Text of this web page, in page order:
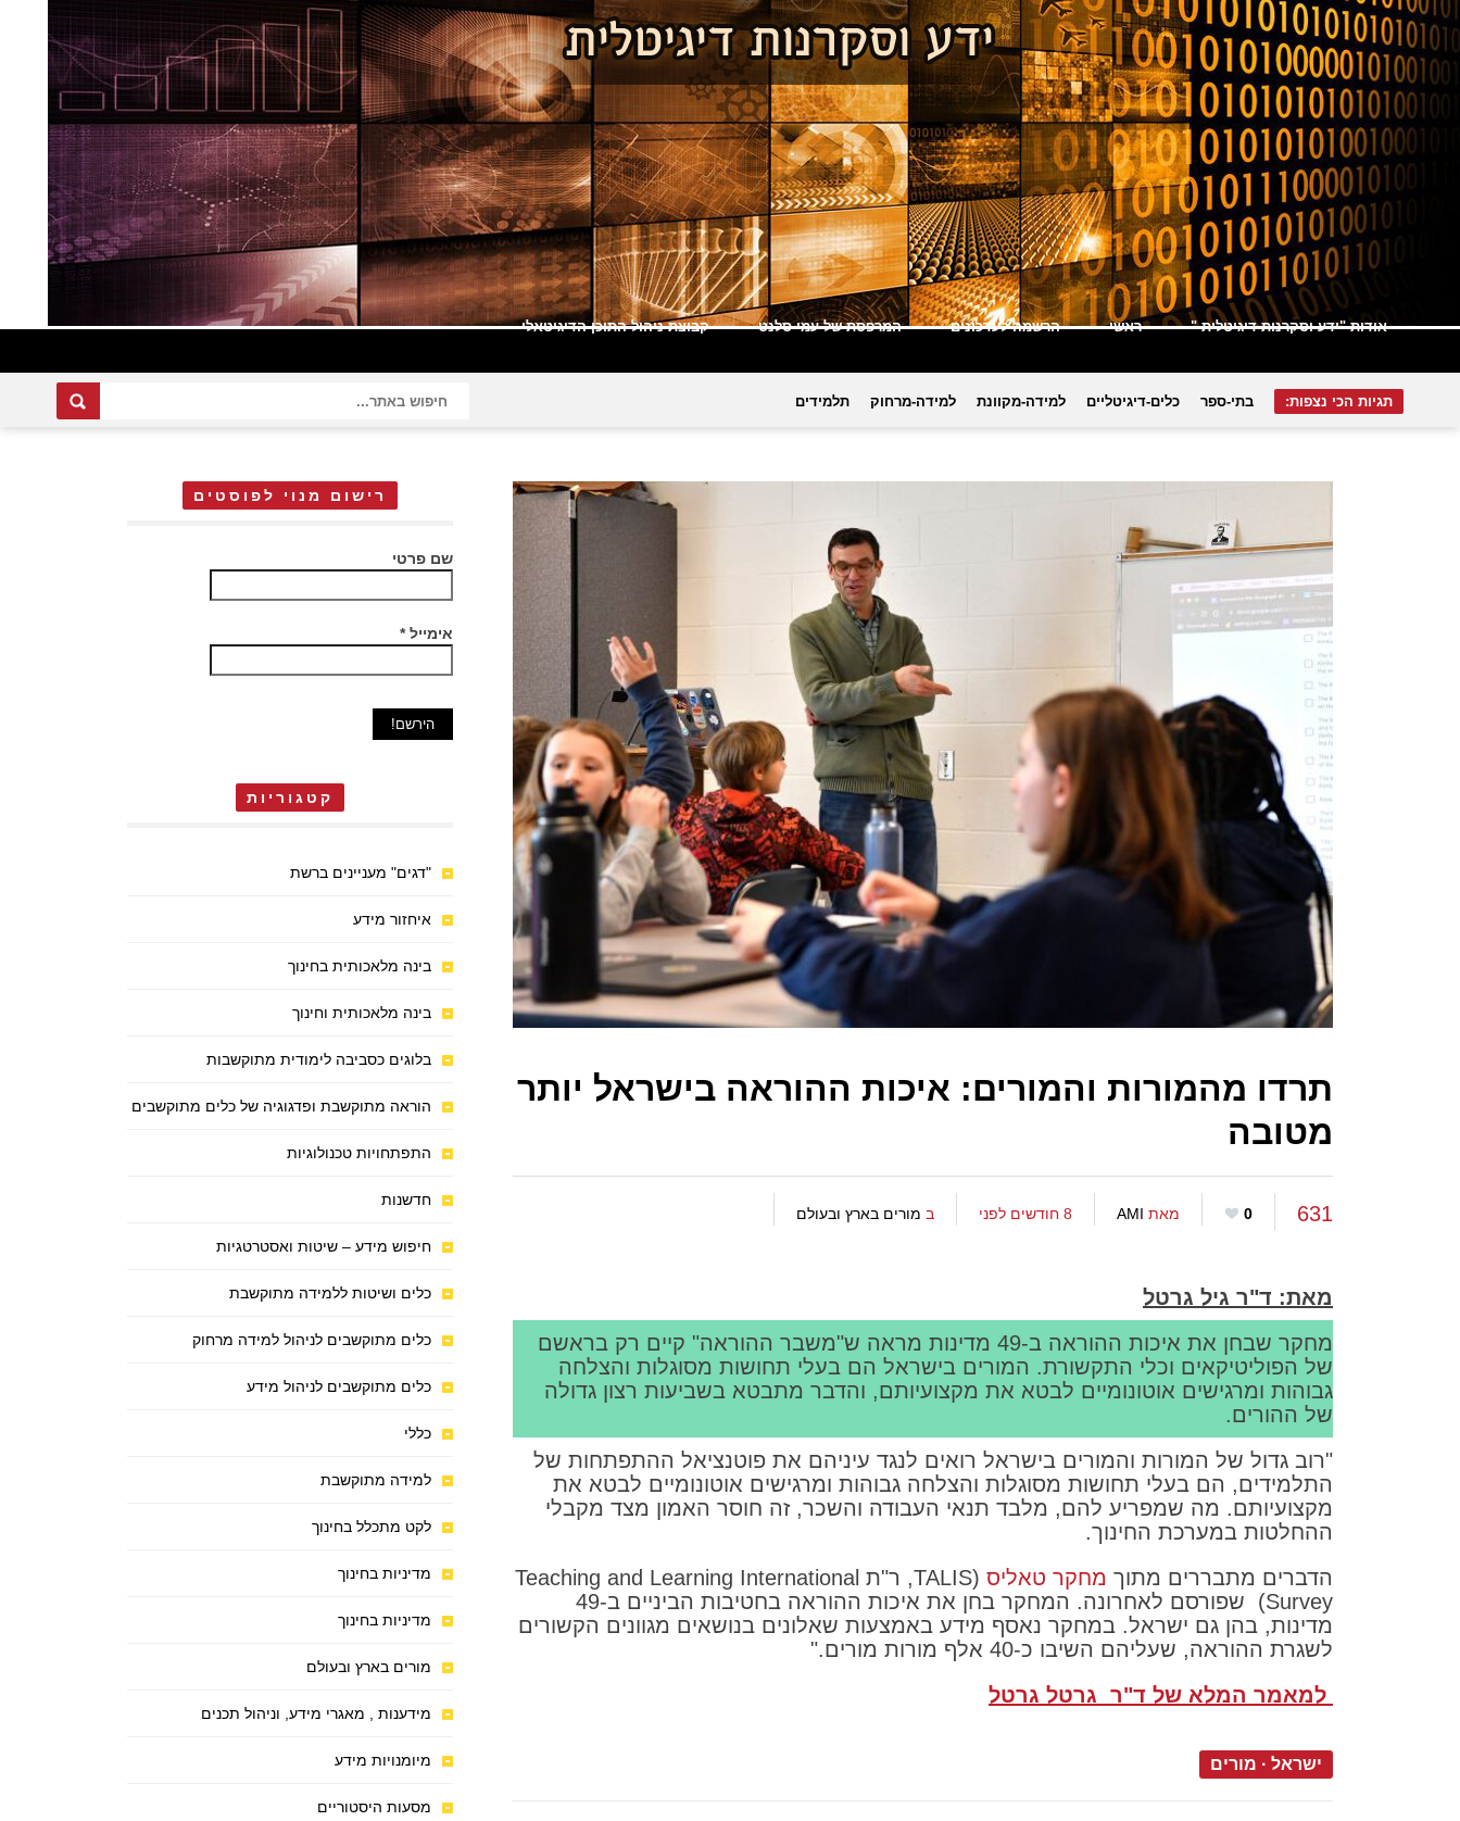
אודות "ידע וסקרנות דיגיטלית " ראשי הרשמה לעדכונים המרפסת של עמי סלנט קבוצת ניהול התוכן הדיגיטאלי
תגיות הכי נצפות: בתי-ספר כלים-דיגיטליים למידה-מקוונת למידה-מרחוק תלמידים
תרדו מהמורות והמורים: איכות ההוראה בישראל יותר
מטובה
631
0 מאת AMI 8 חודשים לפני ב מורים בארץ ובעולם
מאת: ד"ר גיל גרטל
מחקר שבחן את איכות ההוראה ב-49 מדינות מראה ש"משבר ההוראה" קיים רק בראשם
של הפוליטיקאים וכלי התקשורת. המורים בישראל הם בעלי תחושות מסוגלות והצלחה
גבוהות ומרגישים אוטונומיים לבטא את מקצועיותם, והדבר מתבטא בשביעות רצון גדולה
של ההורים.
"רוב גדול של המורות והמורים בישראל רואים לנגד עיניהם את פוטנציאל ההתפתחות של
התלמידים, הם בעלי תחושות מסוגלות והצלחה גבוהות ומרגישים אוטונומיים לבטא את
מקצועיותם. מה שמפריע להם, מלבד תנאי העבודה והשכר, זה חוסר האמון מצד מקבלי
ההחלטות במערכת החינוך.
הדברים מתבררים מתוך מחקר טאליס
(TALIS, ר"ת Teaching and Learning International
Survey) שפורסם לאחרונה. המחקר בחן את איכות ההוראה בחטיבות הביניים ב-49
מדינות, בהן גם ישראל. במחקר נאסף מידע באמצעות שאלונים בנושאים מגוונים הקשורים
לשגרת ההוראה, שעליהם השיבו כ-40 אלף מורות מורים."
למאמר המלא של ד"ר גרטל גרטל
ישראל · מורים
רישום מנוי לפוסטים
שם פרטי
אימייל*
קטגוריות
"דגים" מעניינים ברשת
איחזור מידע
בינה מלאכותית בחינוך
בינה מלאכותית וחינוך
בלוגים כסביבה לימודית מתוקשבות
הוראה מתוקשבת ופדגוגיה של כלים מתוקשבים
התפתחויות טכנולוגיות
חדשנות
חיפוש מידע – שיטות ואסטרטגיות
כלים ושיטות ללמידה מתוקשבת
כלים מתוקשבים לניהול למידה מרחוק
כלים מתוקשבים לניהול מידע
כללי
למידה מתוקשבת
לקט מתכלל בחינוך
מדיניות בחינוך
מדיניות בחינוך
מורים בארץ ובעולם
מידענות , מאגרי מידע, וניהול תכנים
מיומנויות מידע
מסעות היסטוריים